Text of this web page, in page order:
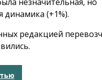
динамика (+1%).
редакцией